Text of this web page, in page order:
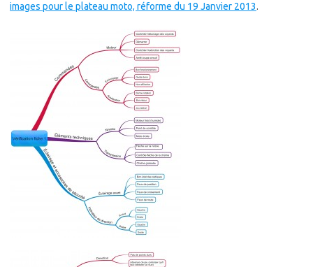
images pour le plateau moto, réforme du 19 Janvier 2013.